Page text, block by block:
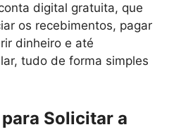
digital gratuita, que
os recebimentos, pagar
dinheiro e até
tudo de forma simples
Solicitar a